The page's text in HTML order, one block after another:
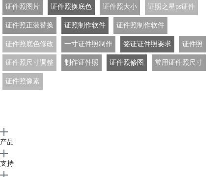
证件照图片 证件照换底色 证件照大小 证照之星ps证件
证件照正装替换 证照制作软件 证件照制作软件
证件照底色修改 一寸证件照制作 签证证件照要求 证件照
证件照尺寸调整 制作证件照 证件照修图 常用证件照尺寸
证件照像素
产品
支持